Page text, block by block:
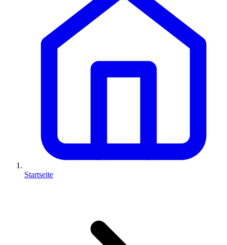
Startseite